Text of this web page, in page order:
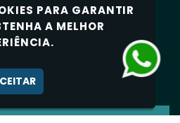
CTE ENGENHARIA
UMA EQUIPE DE
ALTAMENTE
de Privacidade
PARA GARANTIR
A MELHOR